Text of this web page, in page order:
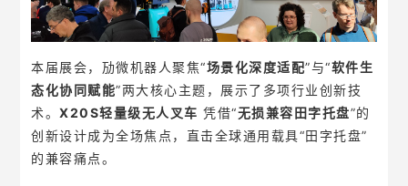
本届展会，劢微机器人聚焦“场景化深度适配”与“软件生
态化协同赋能”两大核心主题，展示了多项行业创新技
术。X20S轻量级无人叉车 凭借“无损兼容田字托盘”的
创新设计成为全场焦点，直击全球通用载具“田字托盘”
的兼容痛点。